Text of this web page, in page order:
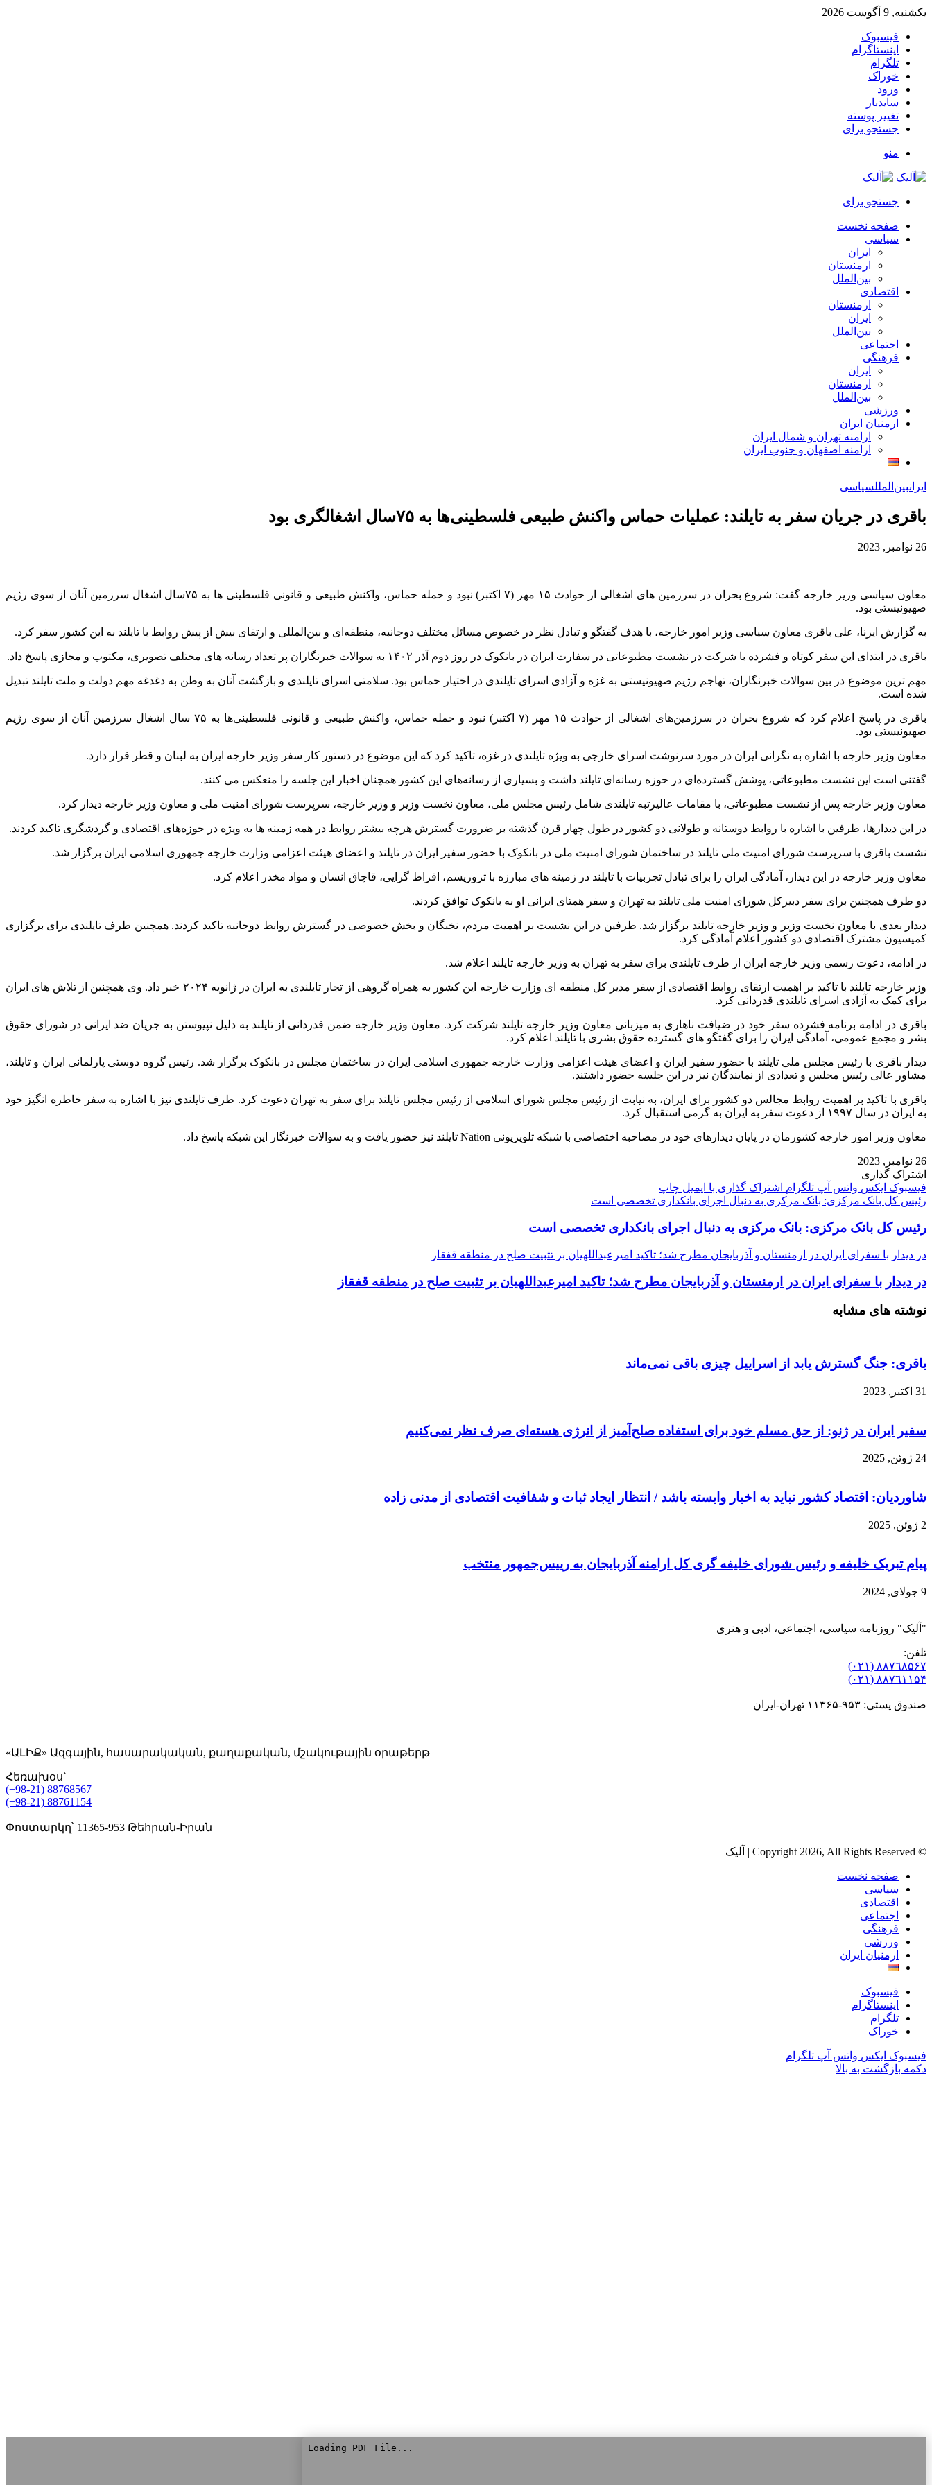
یکشنبه, 9 آگوست 2026
فیسبوک
اینستاگرام
تلگرام
خوراک
ورود
سایدبار
تغییر پوسته
جستجو برای
منو
جستجو برای
صفحه نخست
سیاسی
ایران
ارمنستان
بین‌الملل
اقتصادی
ارمنستان
ایران
بین‌الملل
اجتماعی
فرهنگی
ایران
ارمنستان
بین‌الملل
ورزشی
ارمنیان ایران
ارامنه تهران و شمال ایران
ارامنه اصفهان و جنوب ایران
ایرانبین‌المللسیاسی
باقری در جریان سفر به تایلند: عملیات حماس واکنش طبیعی فلسطینی‌ها به ۷۵سال اشغالگری بود
26 نوامبر, 2023
معاون سیاسی وزیر خارجه گفت: شروع بحران در سرزمین های اشغالی از حوادث ۱۵ مهر (۷ اکتبر) نبود و حمله حماس، واکنش طبیعی و قانونی فلسطینی ها به ۷۵سال اشغال سرزمین آنان از سوی رژیم
صهیونیستی بود.
به گزارش ایرنا، علی باقری معاون سیاسی وزیر امور خارجه، با هدف گفتگو و تبادل نظر در خصوص مسائل مختلف دوجانبه، منطقه‌ای و بین‌المللی و ارتقای بیش از پیش روابط با تایلند به این کشور سفر کرد.
باقری در ابتدای این سفر کوتاه و فشرده با شرکت در نشست مطبوعاتی در سفارت ایران در بانکوک در روز دوم آذر ۱۴۰۲ به سوالات خبرنگاران پر تعداد رسانه های مختلف تصویری، مکتوب و مجازی پاسخ داد.
مهم ترین موضوع در بین سوالات خبرنگاران، تهاجم رژیم صهیونیستی به غزه و آزادی اسرای تایلندی در اختیار حماس بود. سلامتی اسرای تایلندی و بازگشت آنان به وطن به دغدغه مهم دولت و ملت تایلند تبدیل
شده است.
باقری در پاسخ اعلام کرد که شروع بحران در سرزمین‌های اشغالی از حوادث ۱۵ مهر (۷ اکتبر) نبود و حمله حماس، واکنش طبیعی و قانونی فلسطینی‌ها به ۷۵ سال اشغال سرزمین آنان از سوی رژیم
صهیونیستی بود.
معاون وزیر خارجه با اشاره به نگرانی ایران در مورد سرنوشت اسرای خارجی به ویژه تایلندی در غزه، تاکید کرد که این موضوع در دستور کار سفر وزیر خارجه ایران به لبنان و قطر قرار دارد.
گفتنی است این نشست مطبوعاتی، پوشش گسترده‌ای در حوزه رسانه‌ای تایلند داشت و بسیاری از رسانه‌های این کشور همچنان اخبار این جلسه را منعکس می کنند.
معاون وزیر خارجه پس از نشست مطبوعاتی، با مقامات عالیرتبه تایلندی شامل رئیس مجلس ملی، معاون نخست وزیر و وزیر خارجه، سرپرست شورای امنیت ملی و معاون وزیر خارجه دیدار کرد.
در این دیدارها، طرفین با اشاره با روابط دوستانه و طولانی دو کشور در طول چهار قرن گذشته بر ضرورت گسترش هرچه بیشتر روابط در همه زمینه ها به ویژه در حوزه‌های اقتصادی و گردشگری تاکید کردند.
نشست باقری با سرپرست شورای امنیت ملی تایلند در ساختمان شورای امنیت ملی در بانکوک با حضور سفیر ایران در تایلند و اعضای هیئت اعزامی وزارت خارجه جمهوری اسلامی ایران برگزار شد.
معاون وزیر خارجه در این دیدار، آمادگی ایران را برای تبادل تجربیات با تایلند در زمینه های مبارزه با تروریسم، افراط گرایی، قاچاق انسان و مواد مخدر اعلام کرد.
دو طرف همچنین برای سفر دبیرکل شورای امنیت ملی تایلند به تهران و سفر همتای ایرانی او به بانکوک توافق کردند.
دیدار بعدی با معاون نخست وزیر و وزیر خارجه تایلند برگزار شد. طرفین در این نشست بر اهمیت مردم، نخبگان و بخش خصوصی در گسترش روابط دوجانبه تاکید کردند. همچنین طرف تایلندی برای برگزاری
کمیسیون مشترک اقتصادی دو کشور اعلام آمادگی کرد.
در ادامه، دعوت رسمی وزیر خارجه ایران از طرف تایلندی برای سفر به تهران به وزیر خارجه تایلند اعلام شد.
وزیر خارجه تایلند با تاکید بر اهمیت ارتقای روابط اقتصادی از سفر مدیر کل منطقه ای وزارت خارجه این کشور به همراه گروهی از تجار تایلندی به ایران در ژانویه ۲۰۲۴ خبر داد. وی همچنین از تلاش های ایران
برای کمک به آزادی اسرای تایلندی قدردانی کرد.
باقری در ادامه برنامه فشرده سفر خود در ضیافت ناهاری به میزبانی معاون وزیر خارجه تایلند شرکت کرد. معاون وزیر خارجه ضمن قدردانی از تایلند به دلیل نپیوستن به جریان ضد ایرانی در شورای حقوق
بشر و مجمع عمومی، آمادگی ایران را برای گفتگو های گسترده حقوق بشری با تایلند اعلام کرد.
دیدار باقری با رئیس مجلس ملی تایلند با حضور سفیر ایران و اعضای هیئت اعزامی وزارت خارجه جمهوری اسلامی ایران در ساختمان مجلس در بانکوک برگزار شد. رئیس گروه دوستی پارلمانی ایران و تایلند،
مشاور عالی رئیس مجلس و تعدادی از نمایندگان نیز در این جلسه حضور داشتند.
باقری با تاکید بر اهمیت روابط مجالس دو کشور برای ایران، به نیابت از رئیس مجلس شورای اسلامی از رئیس مجلس تایلند برای سفر به تهران دعوت کرد. طرف تایلندی نیز با اشاره به سفر خاطره انگیز خود
به ایران در سال ۱۹۹۷ از دعوت سفر به ایران به گرمی استقبال کرد.
معاون وزیر امور خارجه کشورمان در پایان دیدارهای خود در مصاحبه اختصاصی با شبکه تلویزیونی Nation تایلند نیز حضور یافت و به سوالات خبرنگار این شبکه پاسخ داد.
26 نوامبر, 2023
اشتراک گذاری
فیسبوک ایکس واتس آپ تلگرام اشتراک گذاری با ایمیل چاپ
رئیس کل بانک مرکزی: بانک مرکزی به دنبال اجرای بانکداری تخصصی است
رئیس کل بانک مرکزی: بانک مرکزی به دنبال اجرای بانکداری تخصصی است
در دیدار با سفرای ایران در ارمنستان و آذربایجان مطرح شد؛ تاکید امیرعبداللهیان بر تثبیت صلح در منطقه قفقاز
در دیدار با سفرای ایران در ارمنستان و آذربایجان مطرح شد؛ تاکید امیرعبداللهیان بر تثبیت صلح در منطقه قفقاز
نوشته های مشابه
باقری: جنگ گسترش یابد از اسراییل چیزی باقی نمی‌ماند
31 اکتبر, 2023
سفیر ایران در ژنو: از حق مسلم خود برای استفاده صلح‌آمیز از انرژی هسته‌ای صرف نظر نمی‌کنیم
24 ژوئن, 2025
شاوردیان: اقتصاد کشور نباید به اخبار وابسته باشد / انتظار ایجاد ثبات و شفافیت اقتصادی از مدنی زاده
2 ژوئن, 2025
پیام تبریک خلیفه و رئیس شورای خلیفه گری کل ارامنه آذربایجان به رییس‌جمهور منتخب
9 جولای, 2024
"آلیک" روزنامه سیاسی، اجتماعی، ادبی و هنری
تلفن:
٨۸٧٦٨۵۶۷ (٠٢١)
٨۸٧٦۱۱۵۴ (٠٢١)
صندوق پستی: ۹۵۳-۱۱۳۶۵ تهران-ایران
«ԱԼԻՔ» Ազգային, հասարակական, քաղաքական, մշակութային օրաթերթ
Հեռախօս՝
(+98-21) 88768567
(+98-21) 88761154
Փոստարկղ՝ 11365-953 Թեհրան-Իրան
© Copyright 2026, All Rights Reserved | آلیک
صفحه نخست
سیاسی
اقتصادی
اجتماعی
فرهنگی
ورزشی
ارمنیان ایران
فیسبوک
اینستاگرام
تلگرام
خوراک
فیسبوک ایکس واتس آپ تلگرام
دکمه بازگشت به بالا